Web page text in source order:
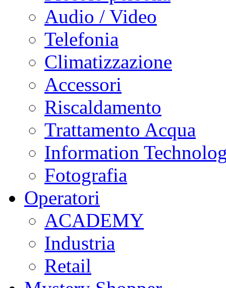
Audio / Video
Telefonia
Climatizzazione
Accessori
Riscaldamento
Trattamento Acqua
Information
Fotografia
Operatori
ACADEMY
Industria
Retail